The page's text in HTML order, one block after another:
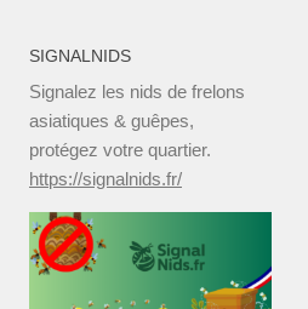
SIGNALNIDS
Signalez les nids de frelons
asiatiques & guêpes,
protégez votre quartier.
https://signalnids.fr/